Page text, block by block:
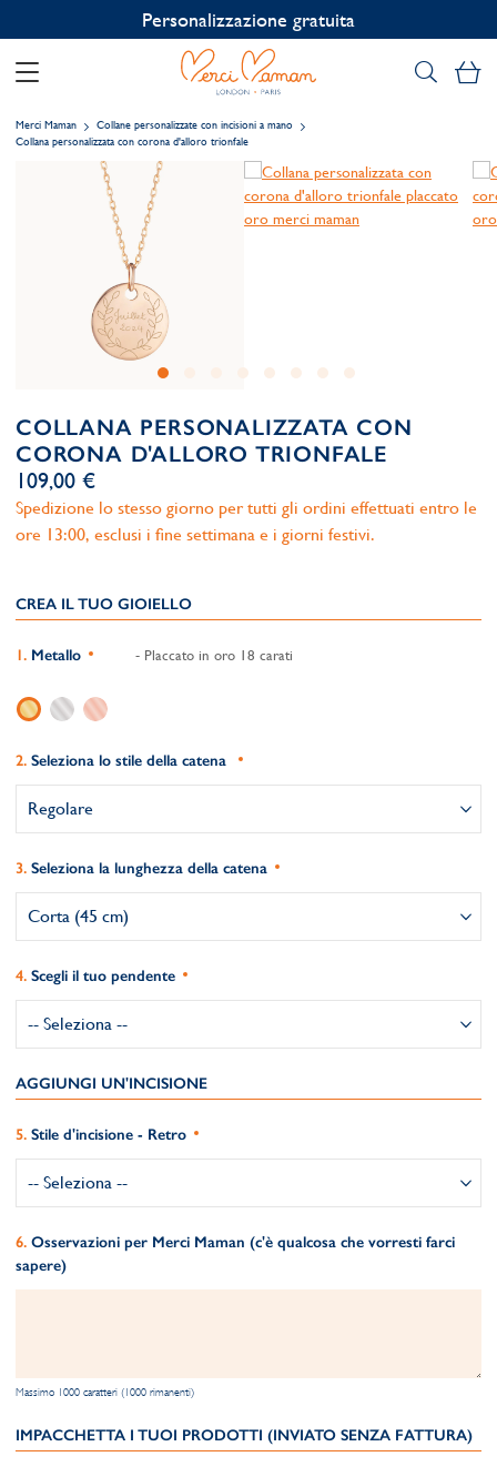
Personalizzazione gratuita
Il
Merci Maman
Collane personalizzate con incisioni a mano
Collana personalizzata con corona d'alloro trionfale
COLLANA PERSONALIZZATA CON
CORONA D'ALLORO TRIONFALE
109,00 €
Spedizione lo stesso giorno per tutti gli ordini effettuati entro le
ore 13:00, esclusi i fine settimana e i giorni festivi.
CREA IL TUO GIOIELLO
Metallo - Placcato in oro 18 carati
Seleziona lo stile della catena
Seleziona la lunghezza della catena
Scegli il tuo pendente
AGGIUNGI UN'INCISIONE
Stile d'incisione - Retro
Osservazioni per Merci Maman (c'è qualcosa che vorresti farci
sapere)
Massimo 1000 caratteri (1000 rimanenti)
IMPACCHETTA I TUOI PRODOTTI (INVIATO SENZA FATTURA)